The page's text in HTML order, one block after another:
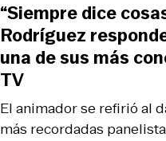
El animador se refirió al
más recordadas
“Siempre dice
Rodríguez
una de sus más
TV